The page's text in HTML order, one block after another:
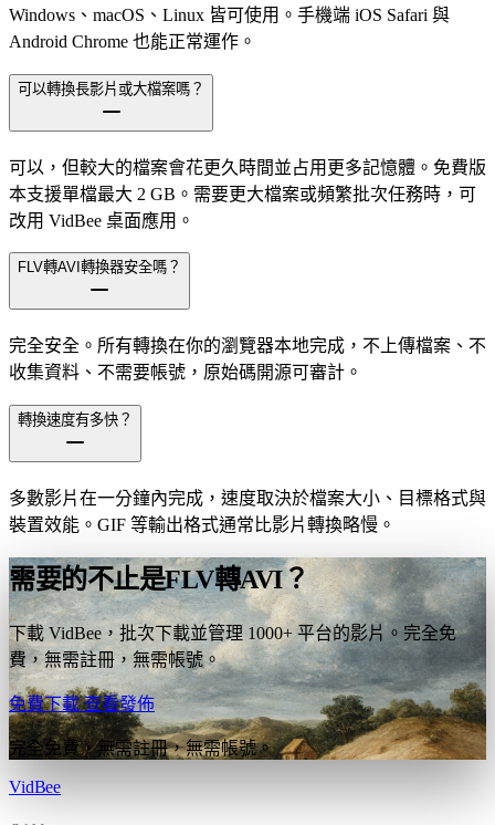
Windows、macOS、Linux 皆可使用。手機端 iOS Safari 與
Android Chrome 也能正常運作。
可以轉換長影片或大檔案嗎？
可以，但較大的檔案會花更久時間並占用更多記憶體。免費版
本支援單檔最大 2 GB。需要更大檔案或頻繁批次任務時，可
改用 VidBee 桌面應用。
FLV轉AVI轉換器安全嗎？
完全安全。所有轉換在你的瀏覽器本地完成，不上傳檔案、不
收集資料、不需要帳號，原始碼開源可審計。
轉換速度有多快？
多數影片在一分鐘內完成，速度取決於檔案大小、目標格式與
裝置效能。GIF 等輸出格式通常比影片轉換略慢。
需要的不止是FLV轉AVI？
下載 VidBee，批次下載並管理 1000+ 平台的影片。完全免
費，無需註冊，無需帳號。
免費下載查看發佈
完全免費，無需註冊，無需帳號。
VidBee